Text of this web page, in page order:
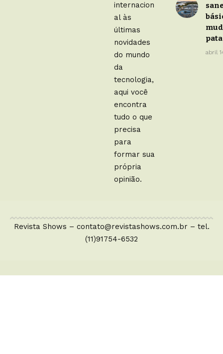
internacion
al às
últimas
novidades
do mundo
da
tecnologia,
aqui você
encontra
tudo o que
precisa
para
formar sua
própria
opinião.
abril
Revista Shows – contato@revistashows.com.br – tel.
(11)91754-6532